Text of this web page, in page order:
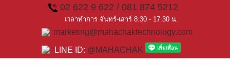
02 622 9 622 / 081 874 5212
เวลาทำการ จันทร์-เสาร์ 8:30 - 17:30 น.
marketing@mahachaktechnology.com
LINE ID: @MAHACHAK